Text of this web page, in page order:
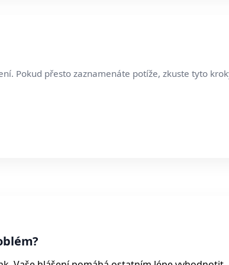
Pokud přesto zaznamenáte potíže, zkuste tyto